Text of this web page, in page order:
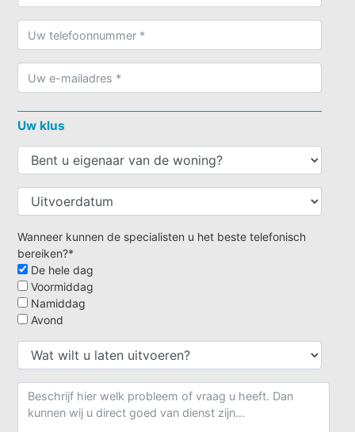
Uw klus
Wanneer kunnen de specialisten u het beste telefonisch
bereiken?*
De hele dag
Voormiddag
Namiddag
Avond